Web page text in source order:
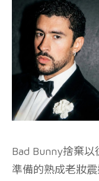
Bad Bunny捨棄
準備的熟成老妝